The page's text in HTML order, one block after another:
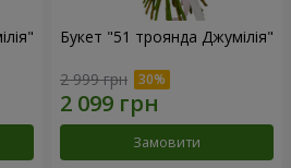
Букет "51 троянда Джумілія"
2 999 грн
Замовити